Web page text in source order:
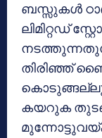
ബസ്സുകള്‍
ലിമിറ്റഡ്
തിരിഞ്ഞ്
കയറുക